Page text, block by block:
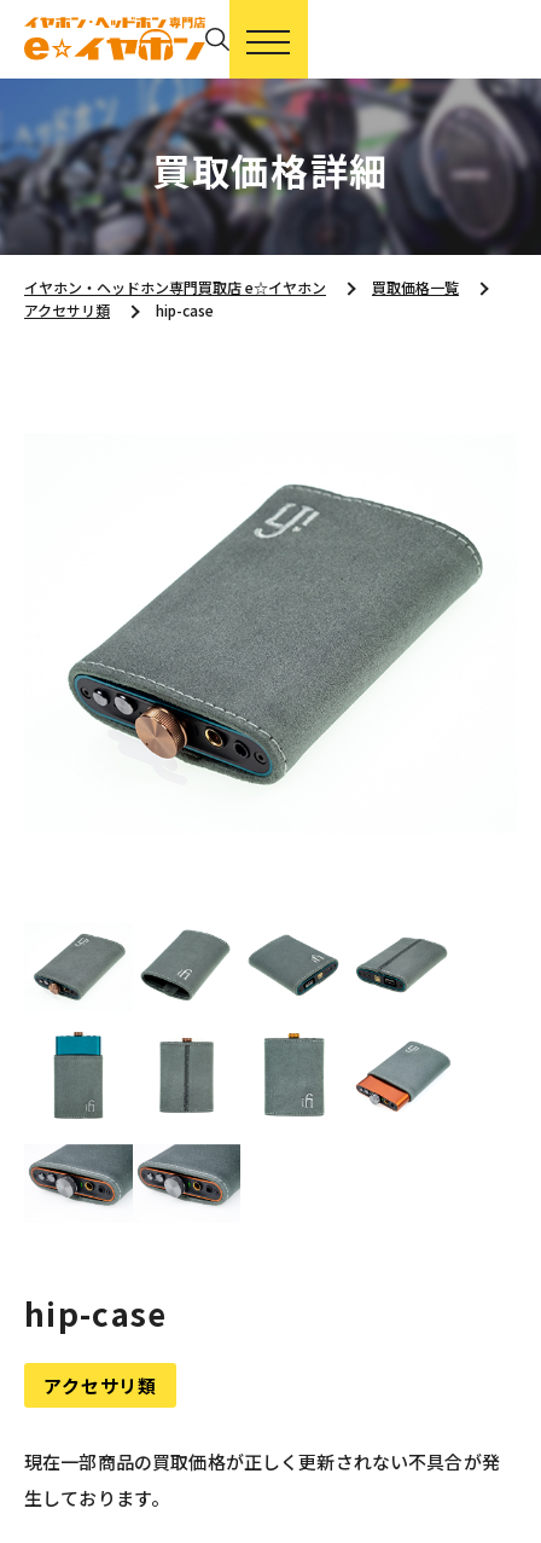
買取価格詳細
イヤホン・ヘッドホン専門買取店 e☆イヤホン
買取価格一覧
アクセサリ類
hip-case
hip-case
アクセサリ類
現在一部商品の買取価格が正しく更新されない不具合が発
生しております。